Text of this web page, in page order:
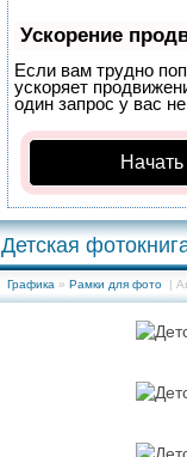
Ускорение
Если вам трудно
ускоряет
один запрос у вас
Детская
Графика » Рамки для фото |